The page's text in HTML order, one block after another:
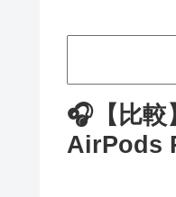
🎧【比較
AirPods